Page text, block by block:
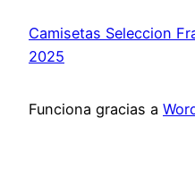
Camisetas Seleccion
2025
Funciona gracias a